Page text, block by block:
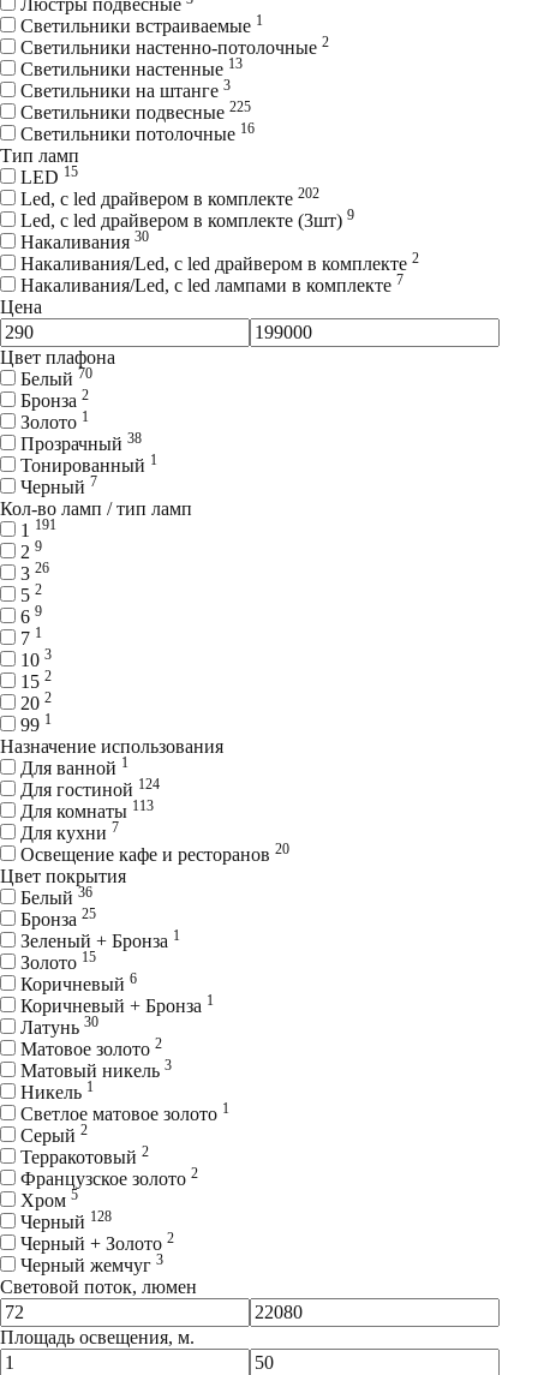
Светильники встраиваемые 1
Светильники настенно-потолочные 2
Светильники настенные 13
Светильники на штанге 3
Светильники подвесные 225
Светильники потолочные 16
Тип ламп
LED 15
Led, с led драйвером в комплекте 202
Led, с led драйвером в комплекте (3шт) 9
Накаливания 30
Накаливания/Led, с led драйвером в комплекте 2
Накаливания/Led, с led лампами в комплекте 7
Цена
Цвет плафона
Белый 70
Бронза 2
Золото 1
Прозрачный 38
Тонированный 1
Черный 7
Кол-во ламп / тип ламп
1 191
2 9
3 26
5 2
6 9
7 1
10 3
15 2
20 2
99 1
Назначение использования
Для ванной 1
Для гостиной 124
Для комнаты 113
Для кухни 7
Освещение кафе и ресторанов 20
Цвет покрытия
Белый 36
Бронза 25
Зеленый + Бронза 1
Золото 15
Коричневый 6
Коричневый + Бронза 1
Латунь 30
Матовое золото 2
Матовый никель 3
Никель 1
Светлое матовое золото 1
Серый 2
Терракотовый 2
Французское золото 2
Хром 5
Черный 128
Черный + Золото 2
Черный жемчуг 3
Световой поток, люмен
Площадь освещения, м.